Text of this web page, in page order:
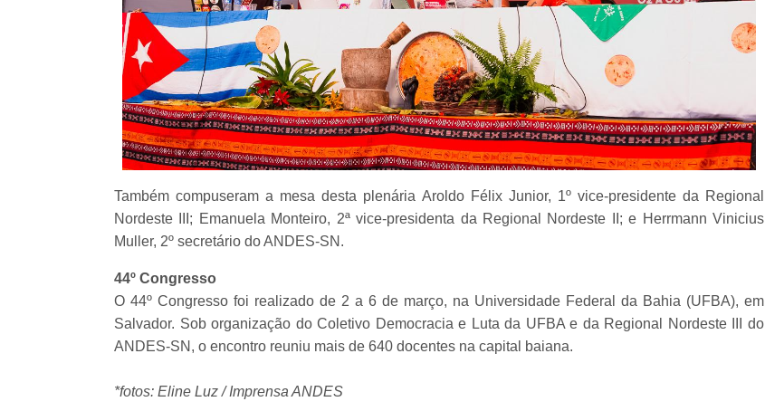
Também compuseram a mesa desta plenária Aroldo Félix Junior, 1º vice-presidente da Regional
Nordeste III; Emanuela Monteiro, 2ª vice-presidenta da Regional Nordeste II; e Herrmann Vinicius
Muller, 2º secretário do ANDES-SN.
44º Congresso
O 44º Congresso foi realizado de 2 a 6 de março, na Universidade Federal da Bahia (UFBA), em
Salvador. Sob organização do Coletivo Democracia e Luta da UFBA e da Regional Nordeste III do
ANDES-SN, o encontro reuniu mais de 640 docentes na capital baiana.
*fotos: Eline Luz / Imprensa ANDES